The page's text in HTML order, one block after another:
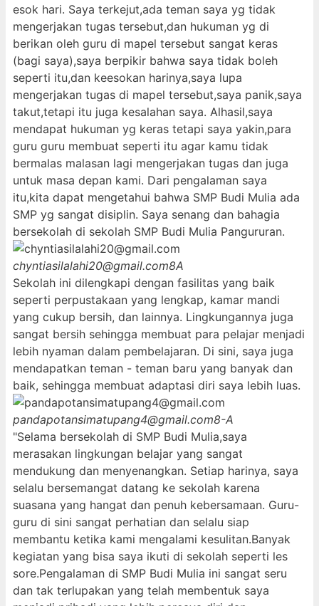
esok hari. Saya terkejut,ada teman saya yg tidak
mengerjakan tugas tersebut,dan hukuman yg di
berikan oleh guru di mapel tersebut sangat keras
(bagi saya),saya berpikir bahwa saya tidak boleh
seperti itu,dan keesokan harinya,saya lupa
mengerjakan tugas di mapel tersebut,saya panik,saya
takut,tetapi itu juga kesalahan saya. Alhasil,saya
mendapat hukuman yg keras tetapi saya yakin,para
guru guru membuat seperti itu agar kamu tidak
bermalas malasan lagi mengerjakan tugas dan juga
untuk masa depan kami. Dari pengalaman saya
itu,kita dapat mengetahui bahwa SMP Budi Mulia ada
SMP yg sangat disiplin. Saya senang dan bahagia
bersekolah di sekolah SMP Budi Mulia Pangururan.
chyntiasilalahi20@gmail.com8A
Sekolah ini dilengkapi dengan fasilitas yang baik
seperti perpustakaan yang lengkap, kamar mandi
yang cukup bersih, dan lainnya. Lingkungannya juga
sangat bersih sehingga membuat para pelajar menjadi
lebih nyaman dalam pembelajaran. Di sini, saya juga
mendapatkan teman - teman baru yang banyak dan
baik, sehingga membuat adaptasi diri saya lebih luas.
pandapotansimatupang4@gmail.com8-A
"Selama bersekolah di SMP Budi Mulia,saya
merasakan lingkungan belajar yang sangat
mendukung dan menyenangkan. Setiap harinya, saya
selalu bersemangat datang ke sekolah karena
suasana yang hangat dan penuh kebersamaan. Guru-
guru di sini sangat perhatian dan selalu siap
membantu ketika kami mengalami kesulitan.Banyak
kegiatan yang bisa saya ikuti di sekolah seperti les
sore.Pengalaman di SMP Budi Mulia ini sangat seru
dan tak terlupakan yang telah membentuk saya